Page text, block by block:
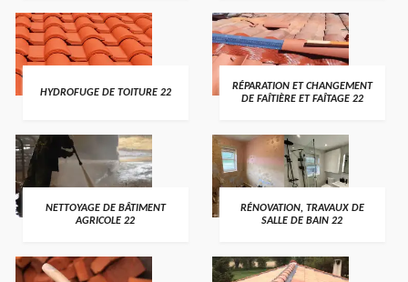
HYDROFUGE DE TOITURE 22
RÉPARATION ET CHANGEMENT
DE FAÎTIÈRE ET FAÎTAGE 22
NETTOYAGE DE BÂTIMENT
AGRICOLE 22
RÉNOVATION, TRAVAUX DE
SALLE DE BAIN 22